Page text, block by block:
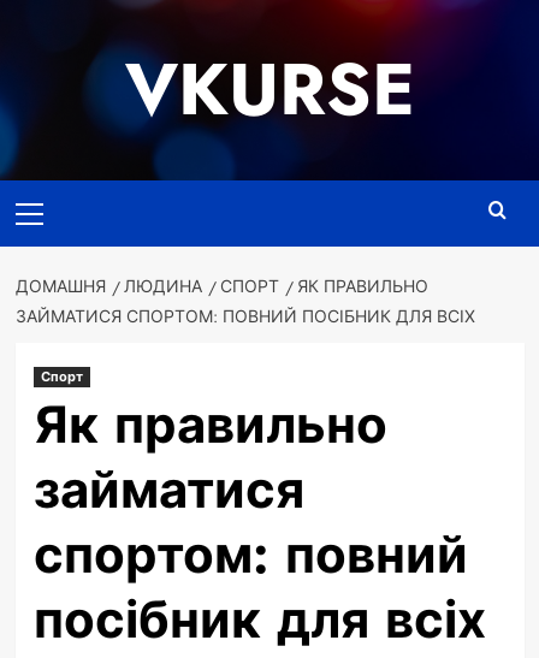
VKURSE
меню
ДОМАШНЯ ЛЮДИНА СПОРТ
ЯК ПРАВИЛЬНО
ЗАЙМАТИСЯ СПОРТОМ: ПОВНИЙ ПОСІБНИК ДЛЯ ВСІХ
Спорт
Як правильно
займатися
спортом: повний
посібник для всіх